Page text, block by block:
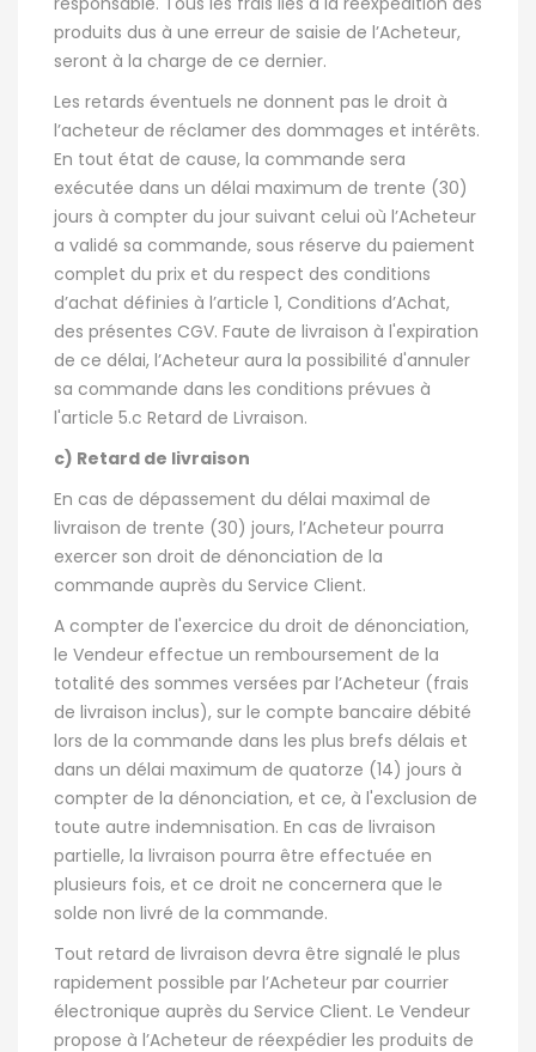
produits dus à une erreur de saisie de l’Acheteur,
seront à la charge de ce dernier.
Les retards éventuels ne donnent pas le droit à
l’acheteur de réclamer des dommages et intérêts.
En tout état de cause, la commande sera
exécutée dans un délai maximum de trente (30)
jours à compter du jour suivant celui où l’Acheteur
a validé sa commande, sous réserve du paiement
complet du prix et du respect des conditions
d’achat définies à l’article 1, Conditions d’Achat,
des présentes CGV. Faute de livraison à l'expiration
de ce délai, l’Acheteur aura la possibilité d'annuler
sa commande dans les conditions prévues à
l'article 5.c Retard de Livraison.
c) Retard de livraison
En cas de dépassement du délai maximal de
livraison de trente (30) jours, l’Acheteur pourra
exercer son droit de dénonciation de la
commande auprès du Service Client.
A compter de l'exercice du droit de dénonciation,
le Vendeur effectue un remboursement de la
totalité des sommes versées par l’Acheteur (frais
de livraison inclus), sur le compte bancaire débité
lors de la commande dans les plus brefs délais et
dans un délai maximum de quatorze (14) jours à
compter de la dénonciation, et ce, à l'exclusion de
toute autre indemnisation. En cas de livraison
partielle, la livraison pourra être effectuée en
plusieurs fois, et ce droit ne concernera que le
solde non livré de la commande.
Tout retard de livraison devra être signalé le plus
rapidement possible par l’Acheteur par courrier
électronique auprès du Service Client. Le Vendeur
propose à l’Acheteur de réexpédier les produits de